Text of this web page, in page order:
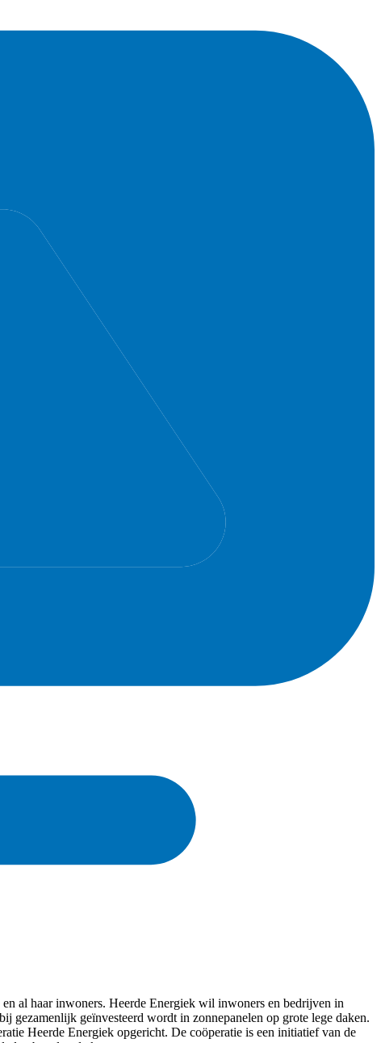
al haar inwoners. Heerde Energiek wil inwoners en bedrijven in
gezamenlijk geïnvesteerd wordt in zonnepanelen op grote lege daken.
Heerde Energiek opgericht. De coöperatie is een initiatief van de